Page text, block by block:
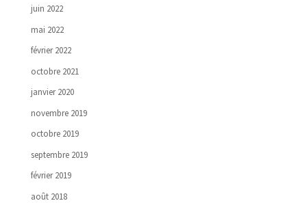
juin 2022
mai 2022
février 2022
octobre 2021
janvier 2020
novembre 2019
octobre 2019
septembre 2019
février 2019
août 2018